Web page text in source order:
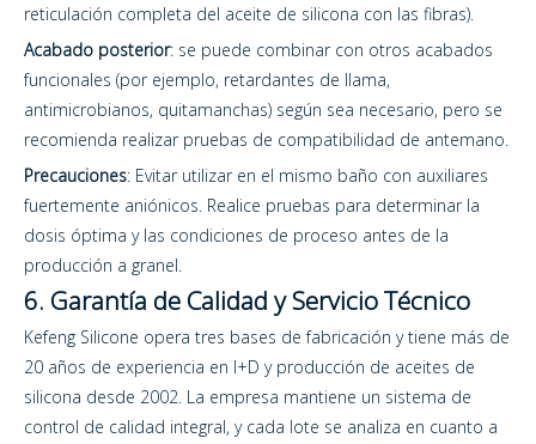
reticulación completa del aceite de silicona con las fibras).
Acabado posterior: se puede combinar con otros acabados
funcionales (por ejemplo, retardantes de llama,
antimicrobianos, quitamanchas) según sea necesario, pero se
recomienda realizar pruebas de compatibilidad de antemano.
Precauciones: Evitar utilizar en el mismo baño con auxiliares
fuertemente aniónicos. Realice pruebas para determinar la
dosis óptima y las condiciones de proceso antes de la
producción a granel.
6. Garantía de Calidad y Servicio Técnico
Kefeng Silicone opera tres bases de fabricación y tiene más de
20 años de experiencia en I+D y producción de aceites de
silicona desde 2002. La empresa mantiene un sistema de
control de calidad integral, y cada lote se analiza en cuanto a